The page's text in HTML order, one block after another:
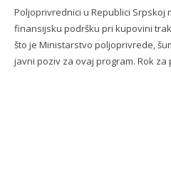
Poljoprivrednici u Republici Srpskoj
finansijsku podršku pri kupovini
što je Ministarstvo poljoprivrede,
javni poziv za ovaj program. Rok za